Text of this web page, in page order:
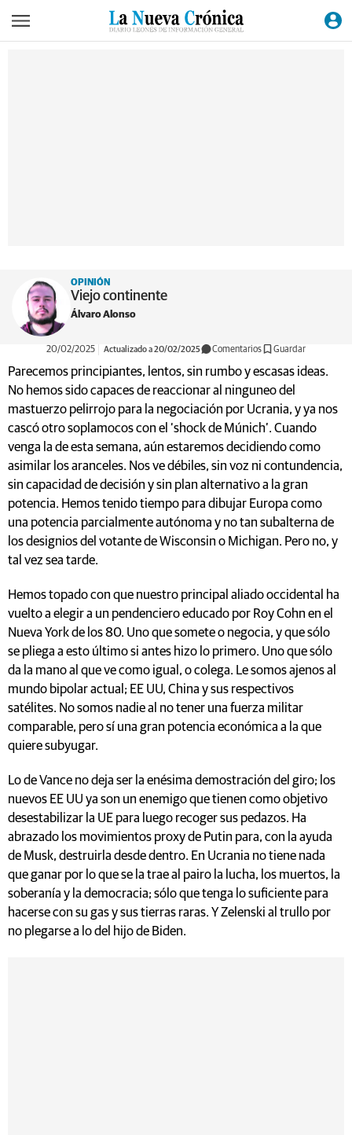
OPINIÓN
Viejo continente
Álvaro Alonso
20/02/2025 Actualizado a 20/02/2025 Comentarios Guardar
Parecemos principiantes, lentos, sin rumbo y escasas ideas.
No hemos sido capaces de reaccionar al ninguneo del
mastuerzo pelirrojo para la negociación por Ucrania, y ya nos
cascó otro soplamocos con el ‘shock de Múnich’. Cuando
venga la de esta semana, aún estaremos decidiendo como
asimilar los aranceles. Nos ve débiles, sin voz ni contundencia,
sin capacidad de decisión y sin plan alternativo a la gran
potencia. Hemos tenido tiempo para dibujar Europa como
una potencia parcialmente autónoma y no tan subalterna de
los designios del votante de Wisconsin o Michigan. Pero no, y
tal vez sea tarde.
Hemos topado con que nuestro principal aliado occidental ha
vuelto a elegir a un pendenciero educado por Roy Cohn en el
Nueva York de los 80. Uno que somete o negocia, y que sólo
se pliega a esto último si antes hizo lo primero. Uno que sólo
da la mano al que ve como igual, o colega. Le somos ajenos al
mundo bipolar actual; EE UU, China y sus respectivos
satélites. No somos nadie al no tener una fuerza militar
comparable, pero sí una gran potencia económica a la que
quiere subyugar.
Lo de Vance no deja ser la enésima demostración del giro; los
nuevos EE UU ya son un enemigo que tienen como objetivo
desestabilizar la UE para luego recoger sus pedazos. Ha
abrazado los movimientos proxy de Putin para, con la ayuda
de Musk, destruirla desde dentro. En Ucrania no tiene nada
que ganar por lo que se la trae al pairo la lucha, los muertos, la
soberanía y la democracia; sólo que tenga lo suficiente para
hacerse con su gas y sus tierras raras. Y Zelenski al trullo por
no plegarse a lo del hijo de Biden.